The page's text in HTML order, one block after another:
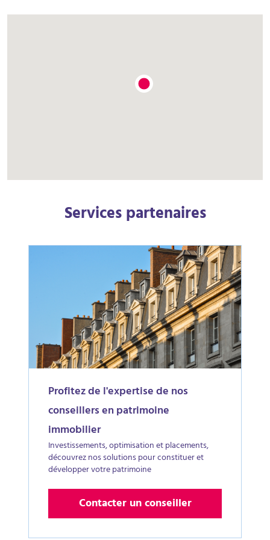
Services partenaires
Profitez de l'expertise de nos
conseillers en patrimoine
immobilier
Investissements, optimisation et placements,
découvrez nos solutions pour constituer et
développer votre patrimoine
Contacter un conseiller